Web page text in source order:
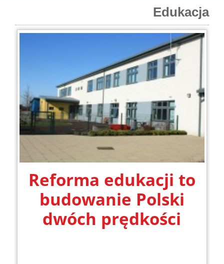
Edukacja
Reforma edukacji to
budowanie Polski
dwóch prędkości